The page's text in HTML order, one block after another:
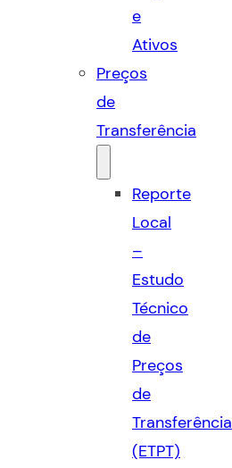
e
Ativos
Preços
de
Transferência
Reporte
Local
–
Estudo
Técnico
de
Preços
de
Transferência
(ETPT)